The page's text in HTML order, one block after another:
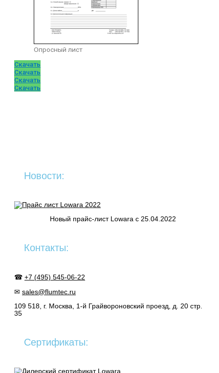
Новости:
Новый прайс-лист Lowara c 25.04.2022
Контакты:
☎+7 (495) 545-06-22
✉sales@flumtec.ru
109 518, г. Москва, 1-й Грайвороновский проезд, д. 20 стр.
35
Сертификаты:
Опросный лист
Скачать
Скачать
Скачать
Скачать